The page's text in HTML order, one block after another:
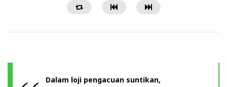
Dalam loji pengacuan suntikan,